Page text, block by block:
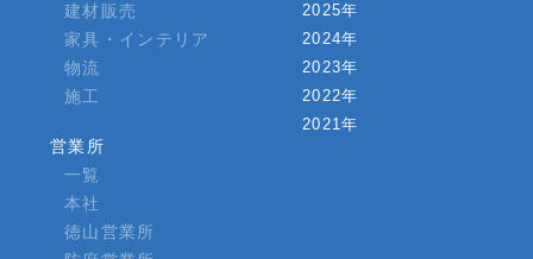
建材販売
家具・インテリア
物流
施工
営業所
一覧
本社
徳山営業所
2025年
2024年
2023年
2022年
2021年